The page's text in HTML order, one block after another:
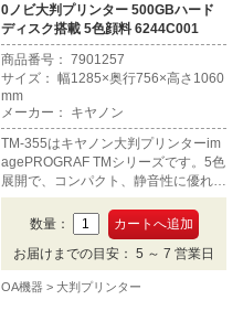
0ノビ大判プリンター 500GBハード
ディスク搭載 5色顔料 6244C001
商品番号： 7901257
サイズ： 幅1285×奥行756×高さ1060
mm
メーカー： キヤノン
TM-355はキヤノン大判プリンターim
agePROGRAF TMシリーズです。5色
展開で、コンパクト、静音性に優れ、
オフィスや店舗への設置に適していま
す。CADやポスターに求められる十
分は品質は保たれています。A0ノビ
まで対応し、500GBのハードディス
クが標準でついております。
数量：
お届けまでの目安： 5 ～ 7 営業日
OA機器 大判プリンター